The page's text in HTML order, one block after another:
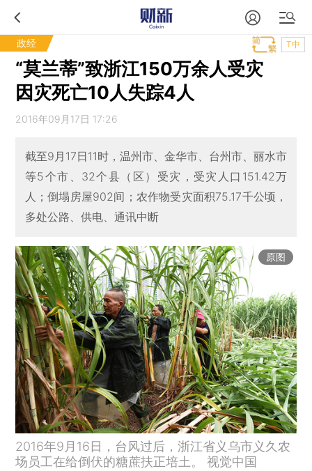
政经 T中
“莫兰蒂”致浙江150万余人受灾
因灾死亡10人失踪4人
2016年09月17日 17:26
截至9月17日11时，温州市、金华市、台州市、丽水市
等5个市、32个县（区）受灾，受灾人口151.42万
人；倒塌房屋902间；农作物受灾面积75.17千公顷，
多处公路、供电、通讯中断
原图
2016年9月16日，台风过后，浙江省义乌市义久农
场员工在给倒伏的糖蔗扶正培土。 视觉中国